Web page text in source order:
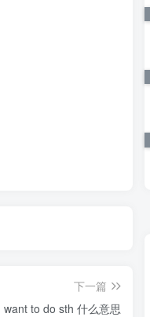
下一篇
want to do sth 什么意思